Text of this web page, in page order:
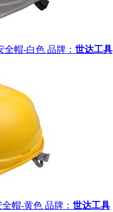
全帽-白色 品牌： 世达工具
全帽-黄色 品牌： 世达工具